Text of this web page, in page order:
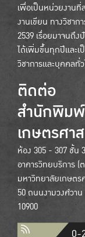
เพื่อเป็นหน่วยงาน
งานเขียน ทางวิชา
2539 เรื่อยมาจนถึ
ได้เพิ่มขึ้นทุกปีและ
วิชาการและบุคคลทั่
ติดต่อ
สำนักพิม
เกษตรศา
ห้อง 305 - 307 ชั้น 3
อาคารวิทยบริการ (
มหาวิทยาลัยเกษตร
50 ถนนงามวงศ์วา
10900